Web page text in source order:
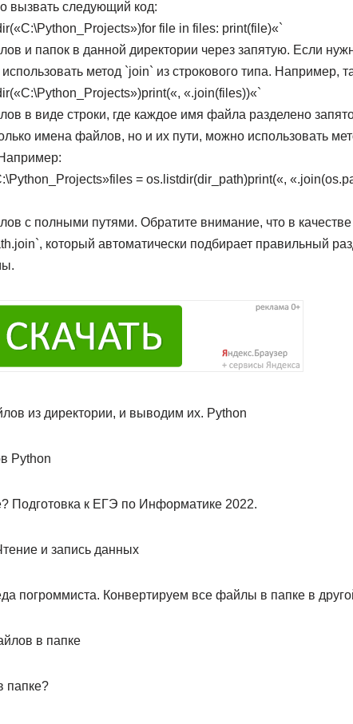
вызвать следующий код:
file in files: print(file)«`
и папок в данной директории через запятую. Если
метод `join` из строкового типа. Например,
«.join(files))«`
в виде строки, где каждое имя файла разделено
имена файлов, но и их пути, можно использовать
= os.listdir(dir_path)print(«,
с полными путями. Обратите внимание, что в качестве
который автоматически подбирает правильный
из директории, и выводим их. Python
Python
Подготовка к ЕГЭ по Информатике 2022.
и запись данных
погроммиста. Конвертируем все файлы в папке в
в папке
папке?